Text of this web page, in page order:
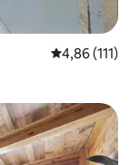
4,86 af 5 í
4,86 (111)